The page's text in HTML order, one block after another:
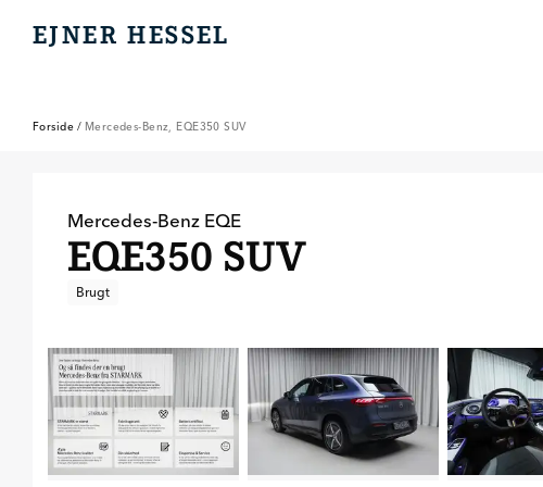
EJNER HESSEL
Forside / Mercedes-Benz, EQE350 SUV
Mercedes-Benz EQE
EQE350 SUV
Brugt